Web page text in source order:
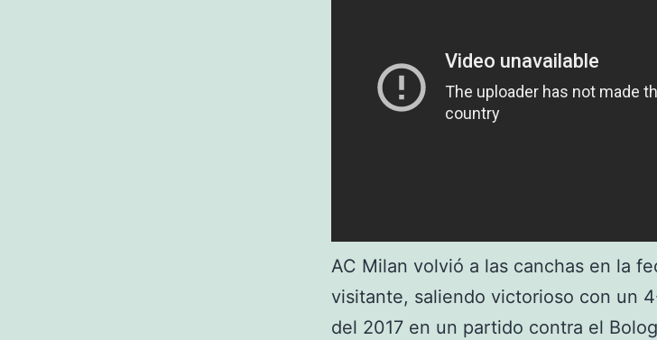
AC Milan volvió a las canchas en la
visitante, saliendo victorioso con un
del 2017 en un partido contra el